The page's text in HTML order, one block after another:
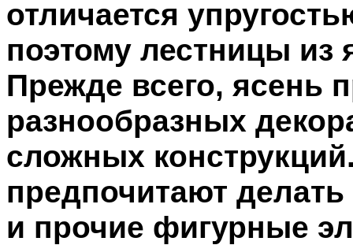
отличается
поэтому лестницы из
Прежде всего, ясень
разнообразных
сложных
предпочитают
и прочие фигурные